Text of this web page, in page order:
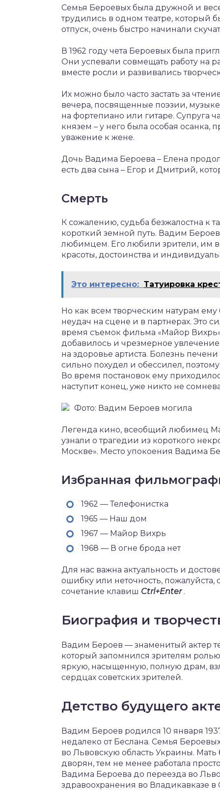
Семья Бероевых была дружной и
трудились в одном театре, который
отпуск, очень быстро начинали
В 1962 году чета Бероевых была
Они успевали совмещать работу на
вместе росли и развивались
Их можно было часто застать за
вечера, посвященные поэзии,
на фортепиано или гитаре. Супруга
князем – у него была особая
уважение к жене.
Дочь Вадима Бероева – Елена
есть два сына – Егор и Дмитрий,
Смерть
К сожалению, судьба безжалостна к
короткий земной путь. Вадим
любимцем. Его любили зрители, им
красоты, достоинства и
Это интересно: Татуировка
Но как всем творческим натурам
неудач на сцене и в партнерах. Это
время съемок фильма «Майор
добавилось и чрезмерное увлечение
на здоровье артиста. Болезнь
сильно похудел и обессилел,
Во время постановок ему
наступит конец, уже никто не
Фото: Вадим Бероев могила
Легенда кино, всеобщий любимец
узнали о трагедии из короткого
Москве». Место упокоения Вадима
Избранная
1962 — Телефонистка
1965 — Наш дом
1967 — Майор Вихрь
1968 — В огне брода нет
Для нас важна актуальность и
ошибку или неточность,
сочетание клавиш Ctrl+Enter.
Биография и
Вадим Бероев — знаменитый актер
который запомнился зрителям
яркую, насыщенную, полную драм,
сердцах советских зрителей.
Детство будущего
Вадим Бероев родился 10 января
недалеко от Беслана. Семья
во Львовскую область Украины.
дворян, тем не менее работала
Вадима Бероева до переезда во
здравоохранения во Владикавказе